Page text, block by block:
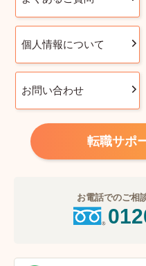
個人情報について
お問い合わせ
転職サポ
お電話でのご相